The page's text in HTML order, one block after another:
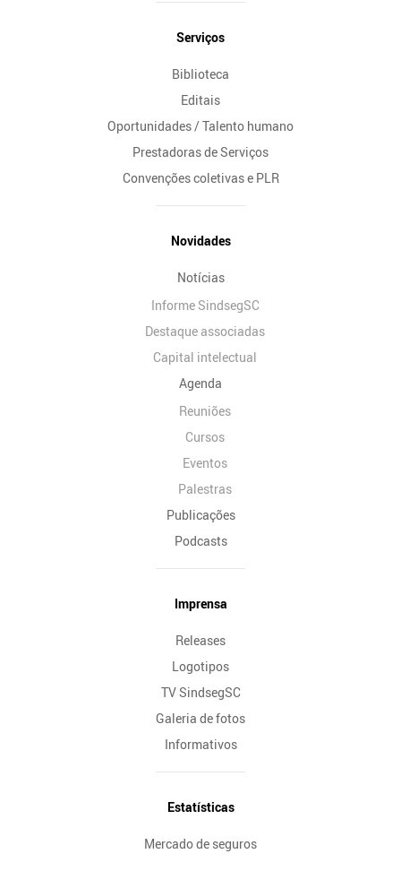
Serviços
Biblioteca
Editais
Oportunidades / Talento humano
Prestadoras de Serviços
Convenções coletivas e PLR
Novidades
Notícias
Informe SindsegSC
Destaque associadas
Capital intelectual
Agenda
Reuniões
Cursos
Eventos
Palestras
Publicações
Podcasts
Imprensa
Releases
Logotipos
TV SindsegSC
Galeria de fotos
Informativos
Estatísticas
Mercado de seguros